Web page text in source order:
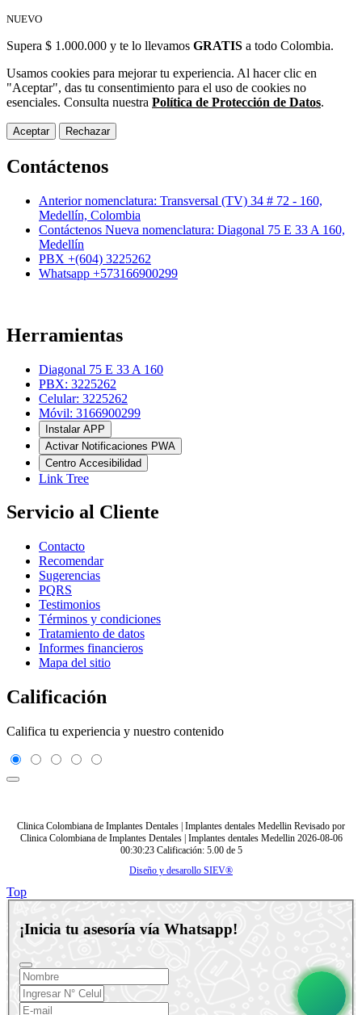
NUEVO
Supera $ 1.000.000 y te lo llevamos GRATIS a todo Colombia.
Usamos cookies para mejorar tu experiencia. Al hacer clic en
"Aceptar", das tu consentimiento para el uso de cookies no
esenciales. Consulta nuestra Política de Protección de Datos.
Aceptar Rechazar
Contáctenos
Anterior nomenclatura: Transversal (TV) 34 # 72 - 160,
Medellín, Colombia
Contáctenos Nueva nomenclatura: Diagonal 75 E 33 A 160,
Medellín
PBX +(604) 3225262
Whatsapp +573166900299
Herramientas
Diagonal 75 E 33 A 160
PBX: 3225262
Celular: 3225262
Móvil: 3166900299
Instalar APP
Activar Notificaciones PWA
Centro Accesibilidad
Link Tree
Servicio al Cliente
Contacto
Recomendar
Sugerencias
PQRS
Testimonios
Términos y condiciones
Tratamiento de datos
Informes financieros
Mapa del sitio
Calificación
Califica tu experiencia y nuestro contenido
Clinica Colombiana de Implantes Dentales | Implantes dentales Medellin Revisado por
Clinica Colombiana de Implantes Dentales | Implantes dentales Medellin 2026-08-06
00:30:23 Calificación: 5.00 de 5
Diseño y desarollo SIEV®
Top
¡Inicia tu asesoría vía Whatsapp!